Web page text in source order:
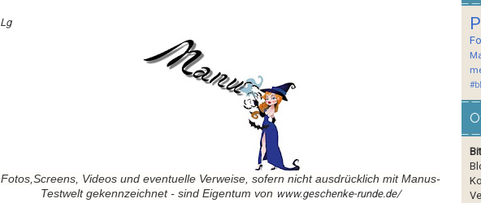
Lg
Fotos,Screens, Videos und eventuelle Verweise, sofern nicht ausdrücklich mit Manus-
Testwelt gekennzeichnet - sind Eigentum von www.geschenke-runde.de/